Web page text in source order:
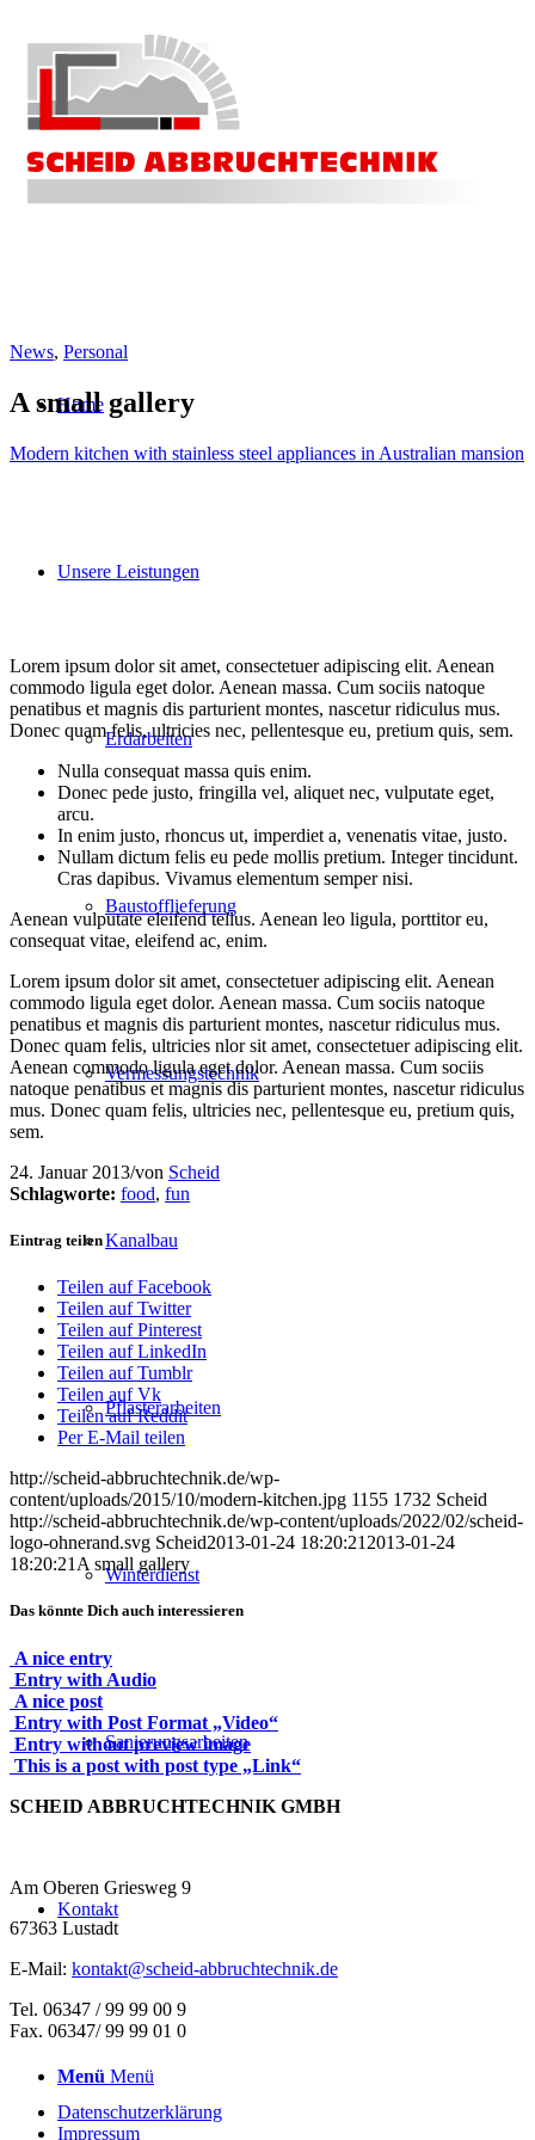
Home
Unsere Leistungen
Erdarbeiten
Baustofflieferung
Vermessungstechnik
Kanalbau
Pflasterarbeiten
Winterdienst
Sanierungsarbeiten
Kontakt
Menü Menü
News, Personal
A small gallery
Modern kitchen with stainless steel appliances in Australian mansion
Lorem ipsum dolor sit amet, consectetuer adipiscing elit. Aenean
commodo ligula eget dolor. Aenean massa. Cum sociis natoque
penatibus et magnis dis parturient montes, nascetur ridiculus mus.
Donec quam felis, ultricies nec, pellentesque eu, pretium quis, sem.
Nulla consequat massa quis enim.
Donec pede justo, fringilla vel, aliquet nec, vulputate eget,
arcu.
In enim justo, rhoncus ut, imperdiet a, venenatis vitae, justo.
Nullam dictum felis eu pede mollis pretium. Integer tincidunt.
Cras dapibus. Vivamus elementum semper nisi.
Aenean vulputate eleifend tellus. Aenean leo ligula, porttitor eu,
consequat vitae, eleifend ac, enim.
Lorem ipsum dolor sit amet, consectetuer adipiscing elit. Aenean
commodo ligula eget dolor. Aenean massa. Cum sociis natoque
penatibus et magnis dis parturient montes, nascetur ridiculus mus.
Donec quam felis, ultricies nlor sit amet, consectetuer adipiscing elit.
Aenean commodo ligula eget dolor. Aenean massa. Cum sociis
natoque penatibus et magnis dis parturient montes, nascetur ridiculus
mus. Donec quam felis, ultricies nec, pellentesque eu, pretium quis,
sem.
24. Januar 2013/von Scheid
Schlagworte: food, fun
Eintrag teilen
Teilen auf Facebook
Teilen auf Twitter
Teilen auf Pinterest
Teilen auf LinkedIn
Teilen auf Tumblr
Teilen auf Vk
Teilen auf Reddit
Per E-Mail teilen
http://scheid-abbruchtechnik.de/wp-
content/uploads/2015/10/modern-kitchen.jpg 1155 1732 Scheid
http://scheid-abbruchtechnik.de/wp-content/uploads/2022/02/scheid-
logo-ohnerand.svg Scheid2013-01-24 18:20:21 2013-01-24
18:20:21 A small gallery
Das könnte Dich auch interessieren
A nice entry
Entry with Audio
A nice post
Entry with Post Format „Video“
Entry without preview image
This is a post with post type „Link“
SCHEID ABBRUCHTECHNIK GMBH
Am Oberen Griesweg 9
67363 Lustadt
E-Mail: kontakt@scheid-abbruchtechnik.de
Tel. 06347 / 99 99 00 9
Fax. 06347/ 99 99 01 0
Datenschutzerklärung
Impressum